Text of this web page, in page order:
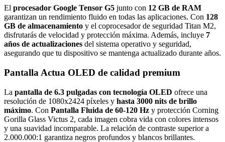
El procesador Google Tensor G5 junto con 12 GB de RAM
garantizan un rendimiento fluido en todas las aplicaciones. Con 128
GB de almacenamiento y el coprocesador de seguridad Titan M2,
disfrutarás de velocidad y protección máxima. Además, incluye 7
años de actualizaciones del sistema operativo y seguridad,
asegurando que tu dispositivo se mantenga actualizado durante años.
Pantalla Actua OLED de calidad premium
La pantalla de 6.3 pulgadas con tecnología OLED ofrece una
resolución de 1080x2424 píxeles y hasta 3000 nits de brillo
máximo. Con Pantalla Fluida de 60-120 Hz y protección Corning
Gorilla Glass Victus 2, cada imagen cobra vida con colores intensos
y una suavidad incomparable. La relación de contraste superior a
2.000.000:1 garantiza negros profundos y blancos brillantes.